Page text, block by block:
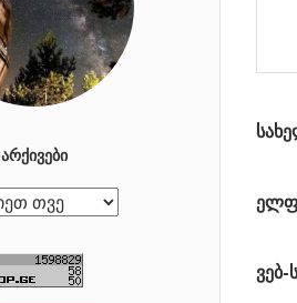
ვებ-
ᲐᲠᲥᲘᲕᲔᲑᲘ